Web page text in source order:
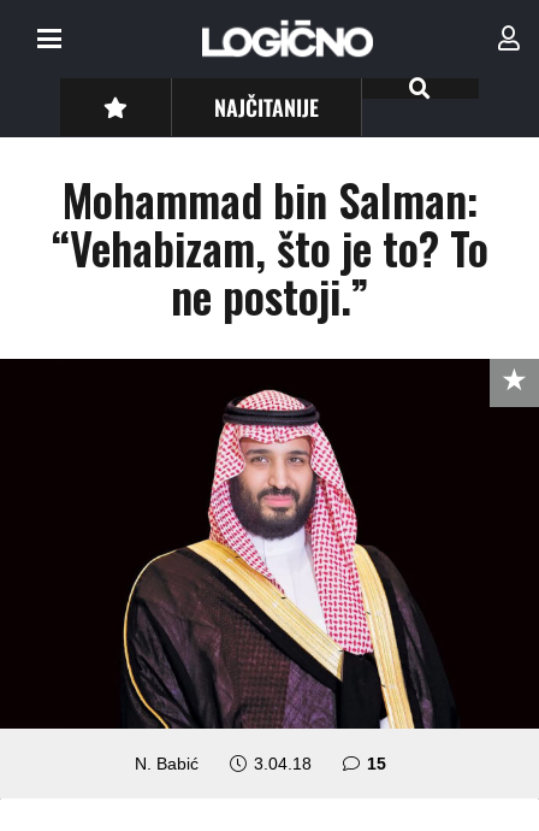
NAJČITANIJE
Mohammad bin Salman:
“Vehabizam, što je to? To
ne postoji.”
N. Babić 3.04.18 15komentara